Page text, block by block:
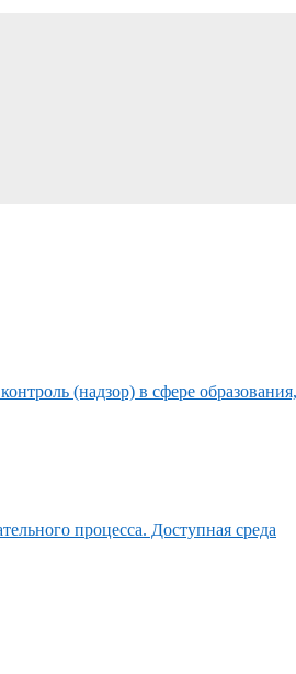
(надзор) в сфере
процесса. Доступная среда